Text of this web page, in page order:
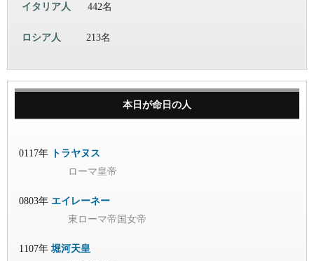
イタリア人 442名
ロシア人 213名
本日が命日の人
0117年
トラヤヌス
ローマ皇帝
0803年 エイレーネー
東ローマ帝国女帝
1107年 堀河天皇